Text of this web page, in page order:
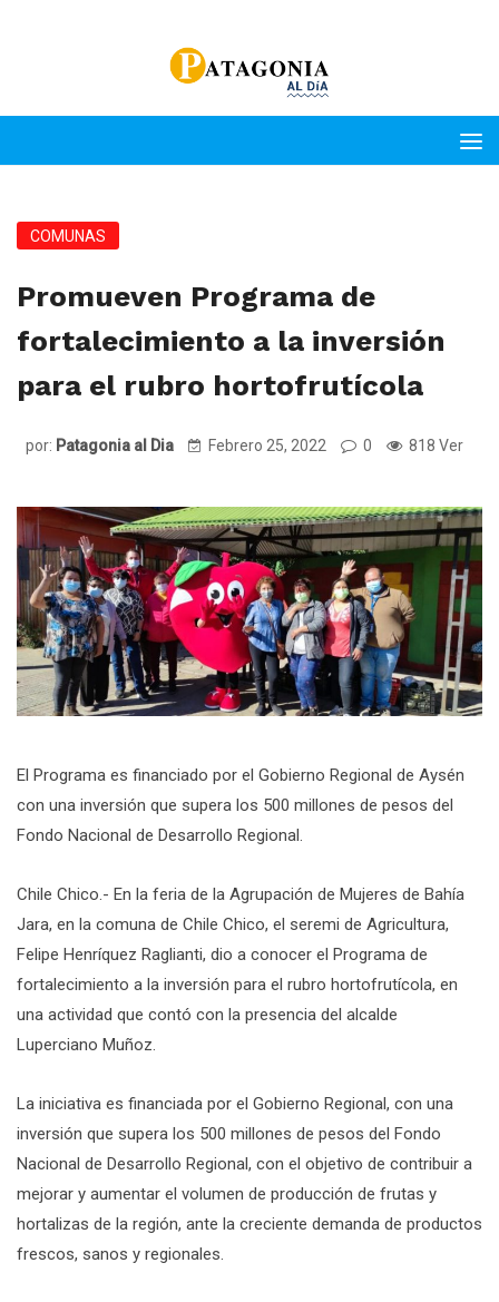
COMUNAS
Promueven Programa de
fortalecimiento a la inversión
para el rubro hortofrutícola
por: Patagonia al Dia Febrero 25, 2022 0 818 Ver
El Programa es financiado por el Gobierno Regional de Aysén
con una inversión que supera los 500 millones de pesos del
Fondo Nacional de Desarrollo Regional.
Chile Chico.- En la feria de la Agrupación de Mujeres de Bahía
Jara, en la comuna de Chile Chico, el seremi de Agricultura,
Felipe Henríquez Raglianti, dio a conocer el Programa de
fortalecimiento a la inversión para el rubro hortofrutícola, en
una actividad que contó con la presencia del alcalde
Luperciano Muñoz.
La iniciativa es financiada por el Gobierno Regional, con una
inversión que supera los 500 millones de pesos del Fondo
Nacional de Desarrollo Regional, con el objetivo de contribuir a
mejorar y aumentar el volumen de producción de frutas y
hortalizas de la región, ante la creciente demanda de productos
frescos, sanos y regionales.